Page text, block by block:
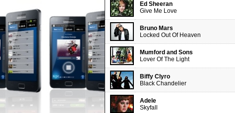
Ed Sheeran
Give Me Love
Bruno Mars
Locked Out Of Heaven
Mumford and Sons
Lover Of The Light
Biffy Clyro
Black Chandelier
Adele
Skyfall